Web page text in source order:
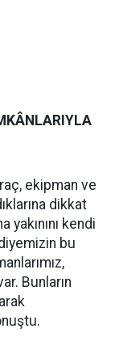
ekipman ve
dikkat
yakınını kendi
bu
Bunların